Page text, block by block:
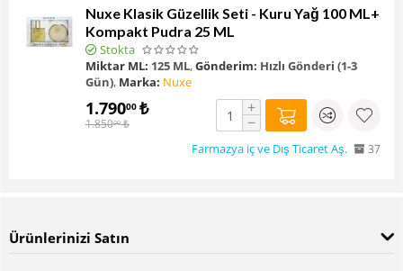
Nuxe Klasik Güzellik Seti - Kuru Yağ 100 ML+
Kompakt Pudra 25 ML
Stokta
Miktar ML: 125 ML,Gönderim: Hızlı Gönderi (1-3
Gün), Marka: Nuxe
1.79000 ₺
1.85000 ₺
+
−
Farmazya iç ve Dış Ticaret Aş. 37
Ürünlerinizi Satın